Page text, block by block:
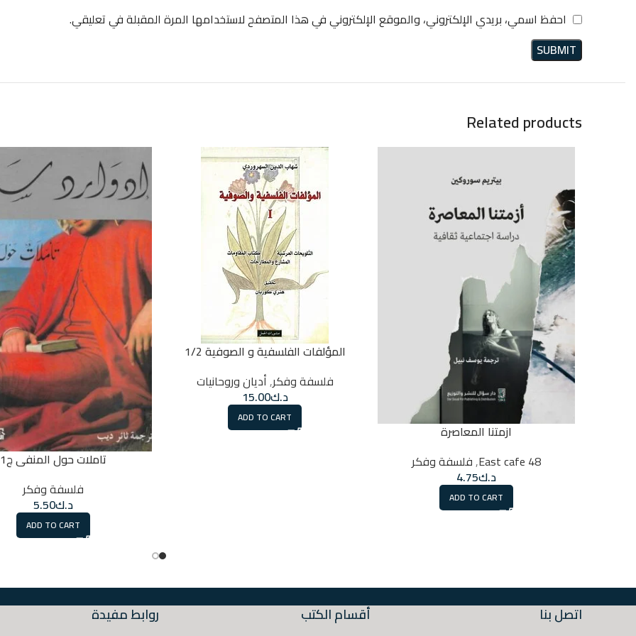
احفظ اسمي، بريدي الإلكتروني، والموقع الإلكتروني في هذا المتصفح لاستخدامها المرة المقبلة في تعليقي.
Related products
ازمتنا المعاصرة
48 East cafe
,فلسفة وفكر
د.ك4.75
ADD TO CART
المؤلفات الفلسفية و الصوفية 1/2
فلسفة وفكر,أديان وروحانيات
د.ك15.00
ADD TO CART
تاملات حول المنفى ج1
فلسفة وفكر
د.ك5.50
ADD TO CART
اتصل بنا أقسام الكتب روابط مفيدة